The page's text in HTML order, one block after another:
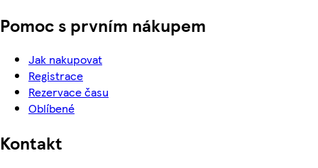
Pomoc s prvním nákupem
Jak nakupovat
Registrace
Rezervace času
Oblíbené
Kontakt